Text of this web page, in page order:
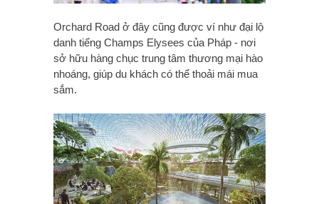
Orchard Road ở đây cũng được ví như đại lộ
danh tiếng Champs Elysees của Pháp - nơi
sở hữu hàng chục trung tâm thương mại hào
nhoáng, giúp du khách có thể thoải mái mua
sắm.